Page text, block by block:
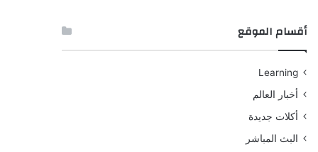
أقسام الموقع
Learning
أخبار العالم
أكلات جديدة
البث المباشر